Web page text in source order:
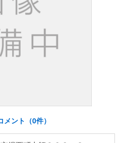
メント（0件）